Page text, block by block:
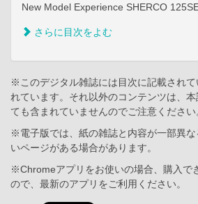
New Model Experience SHERCO
さらに目次をよむ
※このデジタル雑誌には目次に記載されて
れています。それ以外のコンテンツは、
ても含まれていませんのでご注意ください
※電子版では、紙の雑誌と内容が一部異
いページがある場合があります。
※Chromeアプリをお使いの場合、購入で
ので、最新のアプリをご利用ください。